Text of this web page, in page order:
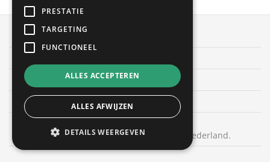
Privacybeleid
Cookies
Bekijk ook elektriciteit-aanleggen in Nederland.
PRESTATIE
TARGETING
FUNCTIONEEL
ALLES ACCEPTEREN
ALLES AFWIJZEN
DETAILS WEERGEVEN